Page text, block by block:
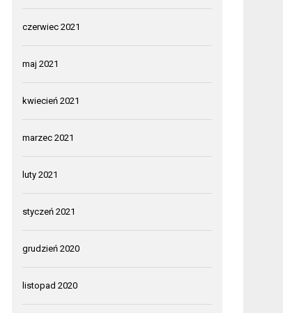
czerwiec 2021
maj 2021
kwiecień 2021
marzec 2021
luty 2021
styczeń 2021
grudzień 2020
listopad 2020